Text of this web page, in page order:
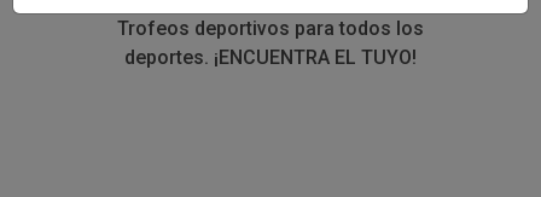
Trofeos deportivos para todos los
deportes. ¡ENCUENTRA EL TUYO!